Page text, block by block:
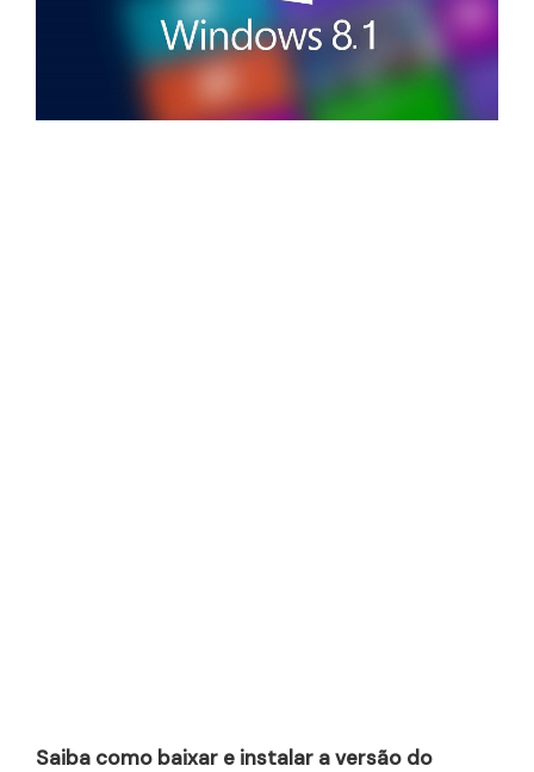
Saiba como baixar e instalar a versão do